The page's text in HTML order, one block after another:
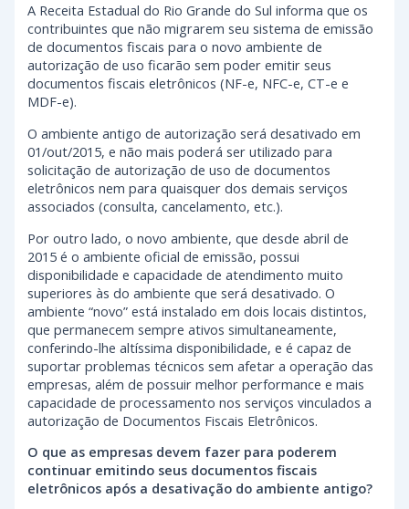
A Receita Estadual do Rio Grande do Sul informa que os
contribuintes que não migrarem seu sistema de emissão
de documentos fiscais para o novo ambiente de
autorização de uso ficarão sem poder emitir seus
documentos fiscais eletrônicos (NF-e, NFC-e, CT-e e
MDF-e).
O ambiente antigo de autorização será desativado em
01/out/2015, e não mais poderá ser utilizado para
solicitação de autorização de uso de documentos
eletrônicos nem para quaisquer dos demais serviços
associados (consulta, cancelamento, etc.).
Por outro lado, o novo ambiente, que desde abril de
2015 é o ambiente oficial de emissão, possui
disponibilidade e capacidade de atendimento muito
superiores às do ambiente que será desativado. O
ambiente “novo” está instalado em dois locais distintos,
que permanecem sempre ativos simultaneamente,
conferindo-lhe altíssima disponibilidade, e é capaz de
suportar problemas técnicos sem afetar a operação das
empresas, além de possuir melhor performance e mais
capacidade de processamento nos serviços vinculados a
autorização de Documentos Fiscais Eletrônicos.
O que as empresas devem fazer para poderem
continuar emitindo seus documentos fiscais
eletrônicos após a desativação do ambiente antigo?